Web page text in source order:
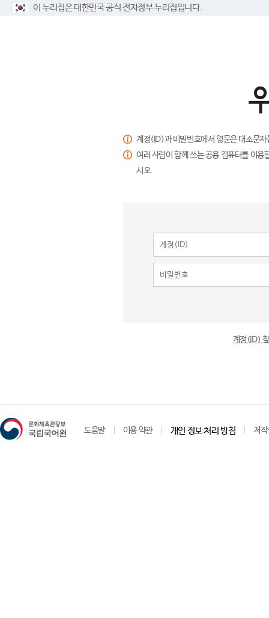
이 누리집은 대한민국 공식 전자정부 누리집입니다.
계정(ID)과 비밀번호에서 영문은 대소문
여러 사람이 함께 쓰는 공용 컴퓨터를 이
시오.
계정(ID)
도움말 이용 약관 개인 정보 처리 방침 저